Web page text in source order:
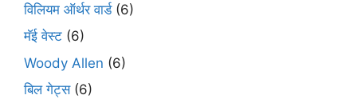
विलियम ऑर्थर वार्ड(6)
मॅई वेस्ट (6)
Woody Allen (6)
बिल गेट्स(6)